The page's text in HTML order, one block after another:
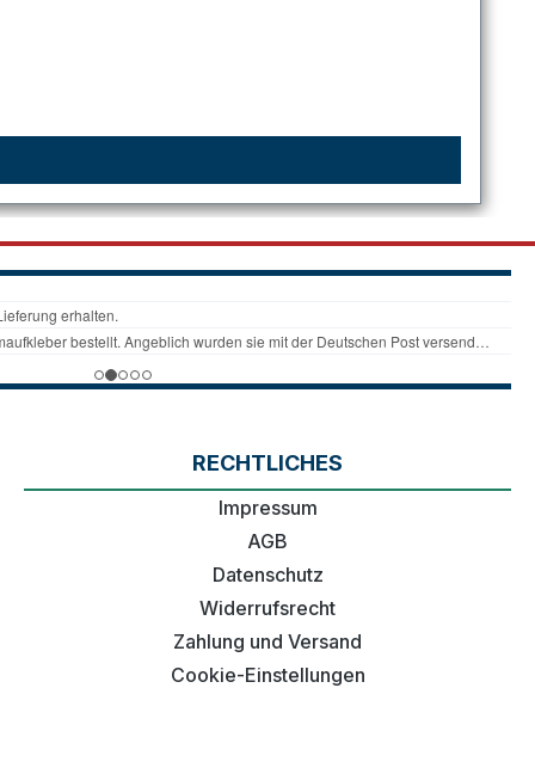
RECHTLICHES
Impressum
AGB
Datenschutz
Widerrufsrecht
Zahlung und Versand
Cookie-Einstellungen